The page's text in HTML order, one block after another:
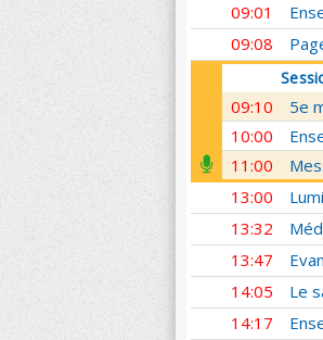
09:01
09:08
09:10
5e
10:00
11:00
13:00
13:32
13:47
14:05 Le
14:17